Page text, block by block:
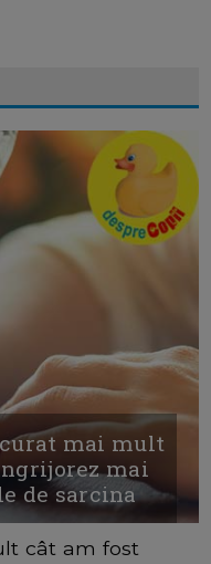
mai mult
mai
de sarcina
cât am fost